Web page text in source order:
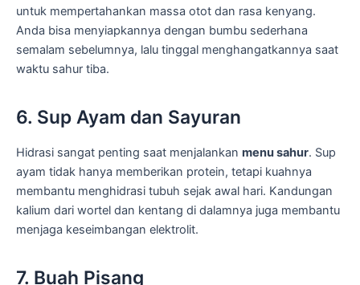
untuk mempertahankan massa otot dan rasa kenyang.
Anda bisa menyiapkannya dengan bumbu sederhana
semalam sebelumnya, lalu tinggal menghangatkannya saat
waktu sahur tiba.
6. Sup Ayam dan Sayuran
Hidrasi sangat penting saat menjalankan menu sahur. Sup
ayam tidak hanya memberikan protein, tetapi kuahnya
membantu menghidrasi tubuh sejak awal hari. Kandungan
kalium dari wortel dan kentang di dalamnya juga membantu
menjaga keseimbangan elektrolit.
7. Buah Pisang